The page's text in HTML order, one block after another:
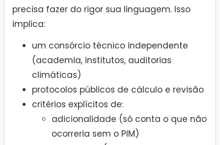
precisa fazer do rigor sua linguagem. Isso
implica:
um consórcio técnico independente
(academia, institutos, auditorias
climáticas)
protocolos públicos de cálculo e revisão
critérios explícitos de:
adicionalidade (só conta o que não
ocorreria sem o PIM)